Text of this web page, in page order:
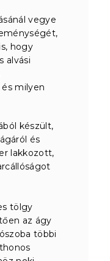
vegye
hogy
alvási
milyen
készült,
és
lakkozott,
tölgy
az ágy
többi